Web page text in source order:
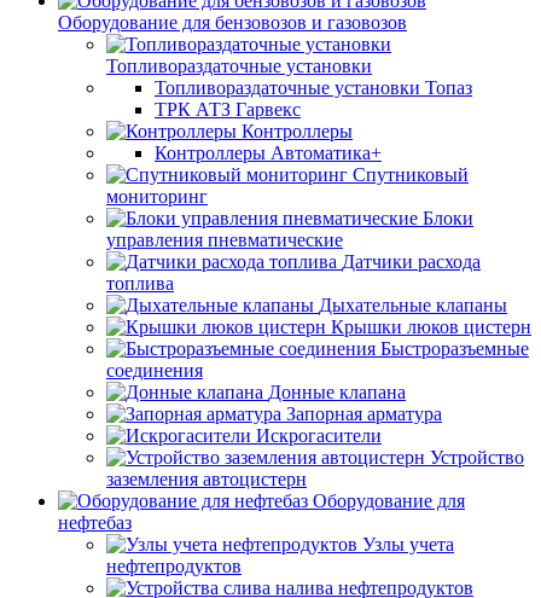
Оборудование для бензовозов и газовозов
Топливораздаточные установки
Топливораздаточные установки Топаз
ТРК АТЗ Гарвекс
Контроллеры
Контроллеры Автоматика+
Спутниковый
мониторинг
Блоки
управления пневматические
Датчики расхода
топлива
Дыхательные клапаны
Крышки люков цистерн
Быстроразъемные
соединения
Донные клапана
Запорная арматура
Искрогасители
Устройство
заземления автоцистерн
Оборудование для
нефтебаз
Узлы учета
нефтепродуктов